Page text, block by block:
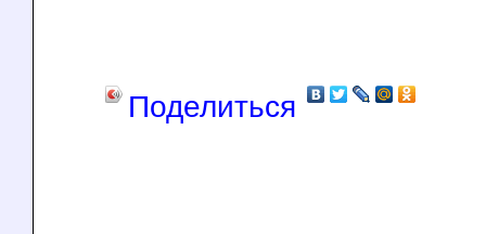
Поделиться